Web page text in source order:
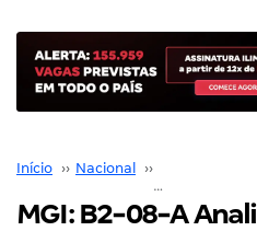
Início ›› Nacional ››
MGI: B2-08-A